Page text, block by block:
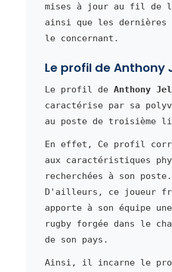
mises à jour au fil de
ainsi que les dernières
le concernant.
Le profil de Anthony
Le profil de Anthony
caractérise par sa
au poste de troisième
En effet, Ce profil
aux caractéristiques
recherchées à son poste.
D'ailleurs, ce joueur
apporte à son équipe
rugby forgée dans le
de son pays.
Ainsi, il incarne le